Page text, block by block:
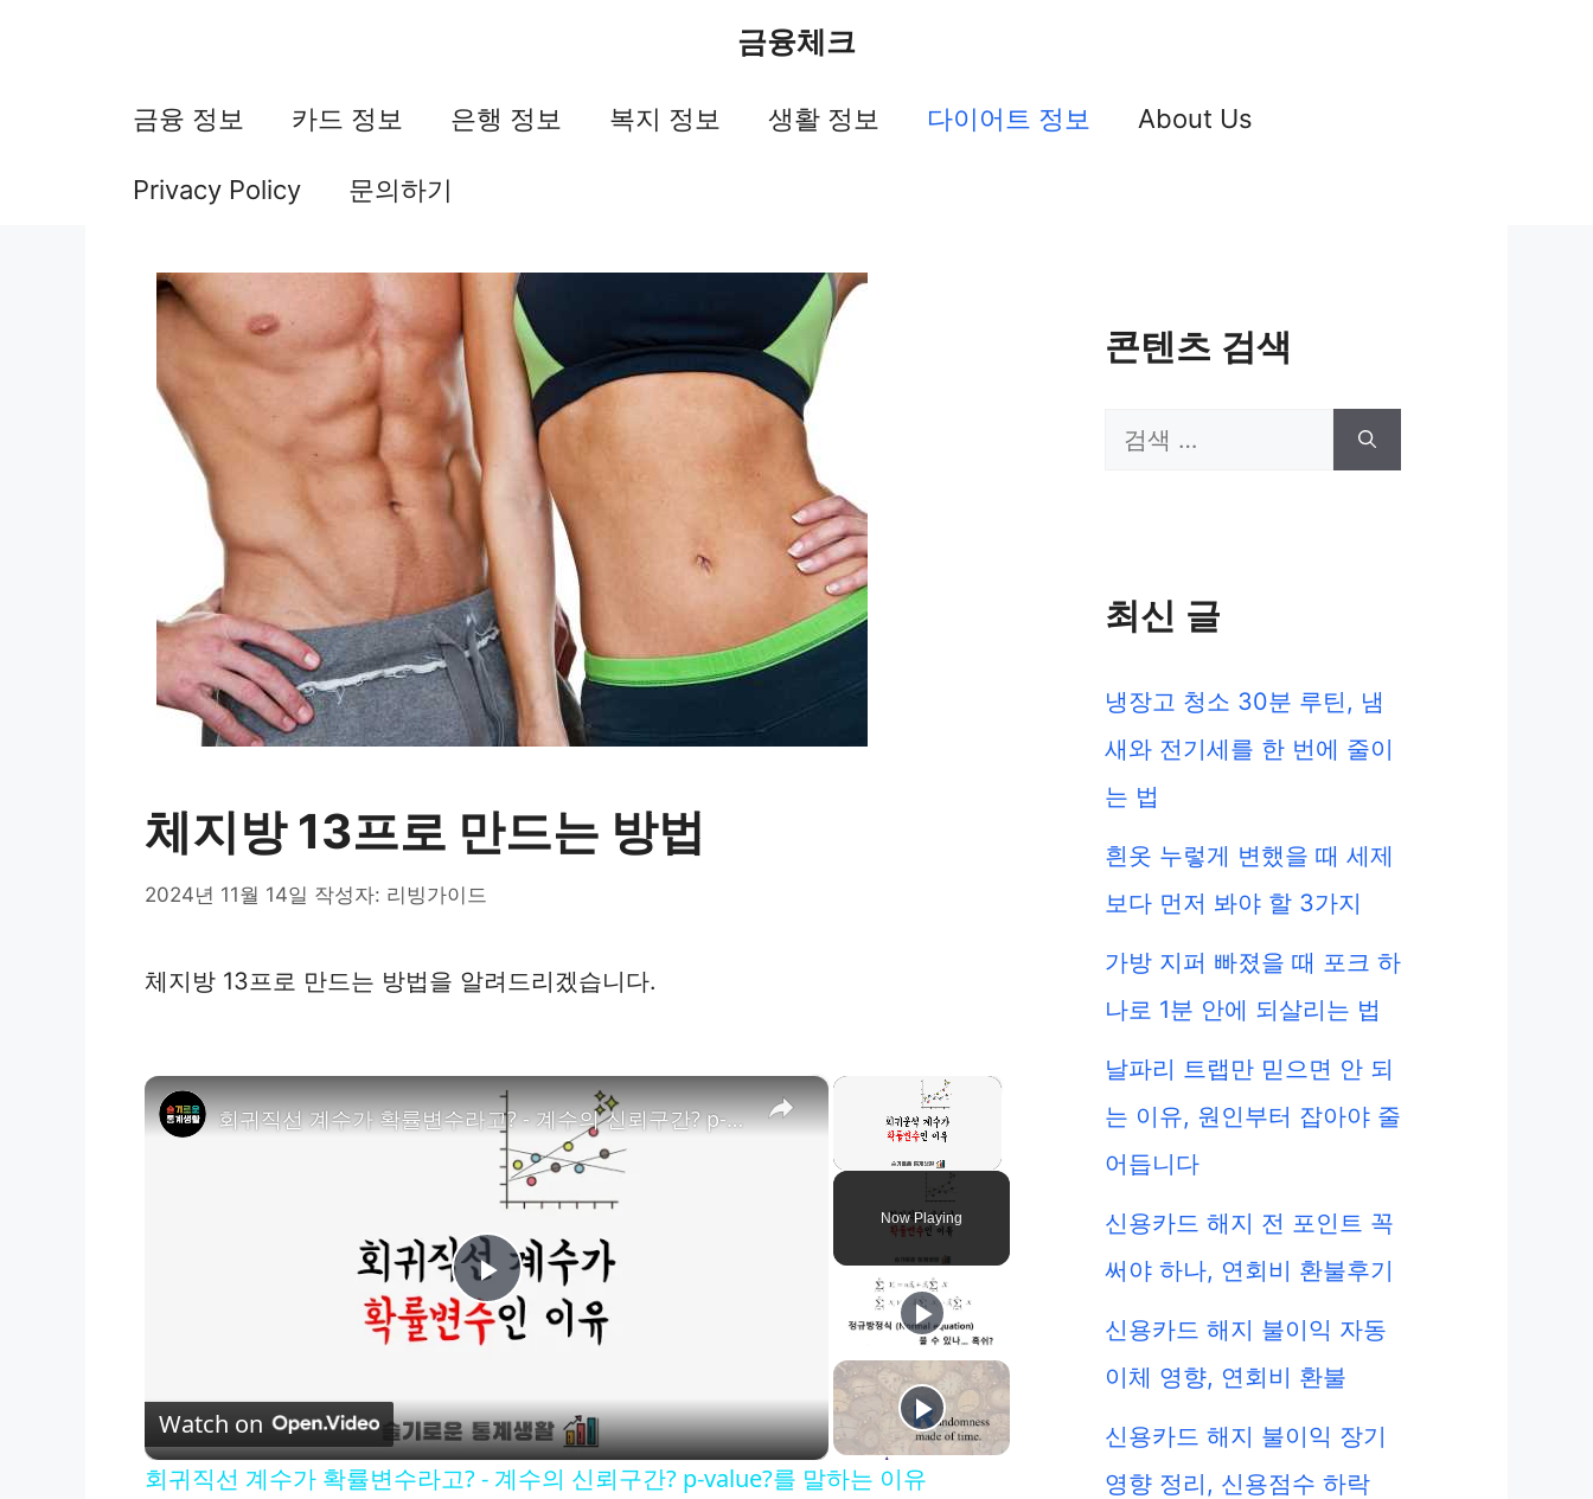
금융체크
금융 정보 카드 정보 은행 정보 복지 정보 생활 정보 다이어트 정보 About Us
Privacy Policy 문의하기
체지방 13프로 만드는 방법
2024년 11월 14일 작성자: 리빙가이드
체지방 13프로 만드는 방법을 알려드리겠습니다.
×
Now Playing
×
P
a
회귀직선 계수가 확률변수라고? - 계수의 신뢰구간? p-value?를 말하는 이유
Watch on
회귀직선 계수가 확률변수라고? - 계수의 신뢰구간? p-value?를 말하는 이유
콘텐츠 검색
검
최신 글
냉장고 청소 30분 루틴, 냄
새와 전기세를 한 번에 줄이
는 법
흰옷 누렇게 변했을 때 세제
보다 먼저 봐야 할 3가지
가방 지퍼 빠졌을 때 포크 하
나로 1분 안에 되살리는 법
날파리 트랩만 믿으면 안 되
는 이유, 원인부터 잡아야 줄
어듭니다
신용카드 해지 전 포인트 꼭
써야 하나, 연회비 환불후기
신용카드 해지 불이익 자동
이체 영향, 연회비 환불
신용카드 해지 불이익 장기
영향 정리, 신용점수 하락